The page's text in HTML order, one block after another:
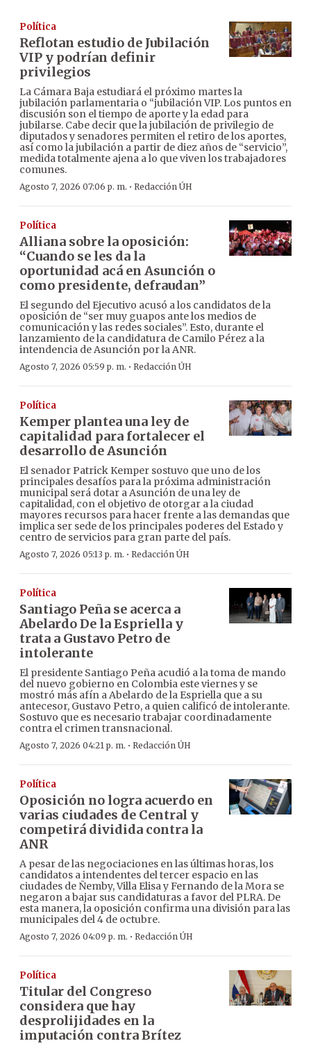
Política
Reflotan estudio de Jubilación
VIP y podrían definir
privilegios
La Cámara Baja estudiará el próximo martes la
jubilación parlamentaria o “jubilación VIP. Los puntos en
discusión son el tiempo de aporte y la edad para
jubilarse. Cabe decir que la jubilación de privilegio de
diputados y senadores permiten el retiro de los aportes,
así como la jubilación a partir de diez años de “servicio”,
medida totalmente ajena a lo que viven los trabajadores
comunes.
Agosto 7, 2026 07:06 p. m. · Redacción ÚH
Política
Alliana sobre la oposición:
“Cuando se les da la
oportunidad acá en Asunción o
como presidente, defraudan”
El segundo del Ejecutivo acusó a los candidatos de la
oposición de “ser muy guapos ante los medios de
comunicación y las redes sociales”. Esto, durante el
lanzamiento de la candidatura de Camilo Pérez a la
intendencia de Asunción por la ANR.
Agosto 7, 2026 05:59 p. m. · Redacción ÚH
Política
Kemper plantea una ley de
capitalidad para fortalecer el
desarrollo de Asunción
El senador Patrick Kemper sostuvo que uno de los
principales desafíos para la próxima administración
municipal será dotar a Asunción de una ley de
capitalidad, con el objetivo de otorgar a la ciudad
mayores recursos para hacer frente a las demandas que
implica ser sede de los principales poderes del Estado y
centro de servicios para gran parte del país.
Agosto 7, 2026 05:13 p. m. · Redacción ÚH
Política
Santiago Peña se acerca a
Abelardo De la Espriella y
trata a Gustavo Petro de
intolerante
El presidente Santiago Peña acudió a la toma de mando
del nuevo gobierno en Colombia este viernes y se
mostró más afín a Abelardo de la Espriella que a su
antecesor, Gustavo Petro, a quien calificó de intolerante.
Sostuvo que es necesario trabajar coordinadamente
contra el crimen transnacional.
Agosto 7, 2026 04:21 p. m. · Redacción ÚH
Política
Oposición no logra acuerdo en
varias ciudades de Central y
competirá dividida contra la
ANR
A pesar de las negociaciones en las últimas horas, los
candidatos a intendentes del tercer espacio en las
ciudades de Ñemby, Villa Elisa y Fernando de la Mora se
negaron a bajar sus candidaturas a favor del PLRA. De
esta manera, la oposición confirma una división para las
municipales del 4 de octubre.
Agosto 7, 2026 04:09 p. m. · Redacción ÚH
Política
Titular del Congreso
considera que hay
desprolijidades en la
imputación contra Brítez